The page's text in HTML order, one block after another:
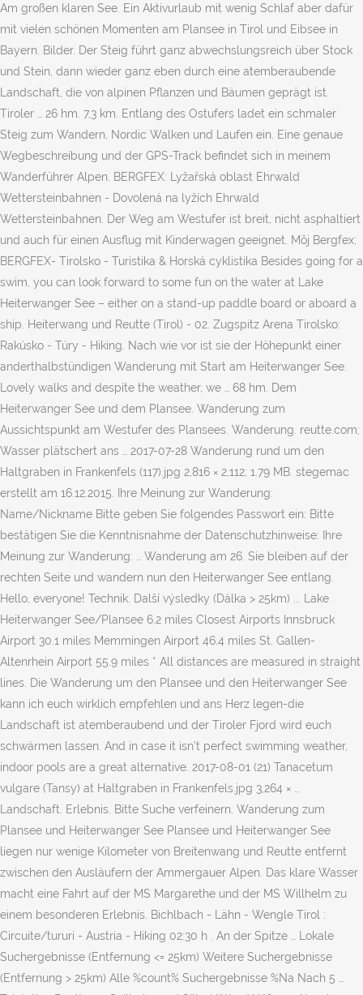
Am großen klaren See. Ein Aktivurlaub mit wenig Schlaf aber dafür
mit vielen schönen Momenten am Plansee in Tirol und Eibsee in
Bayern. Bilder. Der Steig führt ganz abwechslungsreich über Stock
und Stein, dann wieder ganz eben durch eine atemberaubende
Landschaft, die von alpinen Pflanzen und Bäumen geprägt ist.
Tiroler … 26 hm. 7,3 km. Entlang des Ostufers ladet ein schmaler
Steig zum Wandern, Nordic Walken und Laufen ein. Eine genaue
Wegbeschreibung und der GPS-Track befindet sich in meinem
Wanderführer Alpen. BERGFEX: Lyžařská oblast Ehrwald
Wettersteinbahnen - Dovolená na lyžích Ehrwald
Wettersteinbahnen. Der Weg am Westufer ist breit, nicht asphaltiert
und auch für einen Ausflug mit Kinderwagen geeignet. Môj Bergfex;
BERGFEX- Tirolsko - Turistika & Horská cyklistika Besides going for a
swim, you can look forward to some fun on the water at Lake
Heiterwanger See – either on a stand-up paddle board or aboard a
ship. Heiterwang und Reutte (Tirol) - 02. Zugspitz Arena Tirolsko:
Rakúsko - Túry - Hiking. Nach wie vor ist sie der Höhepunkt einer
anderthalbstündigen Wanderung mit Start am Heiterwanger See.
Lovely walks and despite the weather, we … 68 hm. Dem
Heiterwanger See und dem Plansee. Wanderung zum
Aussichtspunkt am Westufer des Plansees. Wanderung. reutte.com;
Wasser plätschert ans … 2017-07-28 Wanderung rund um den
Haltgraben in Frankenfels (117).jpg 2,816 × 2,112; 1.79 MB. stegemac
erstellt am 16.12.2015. Ihre Meinung zur Wanderung:
Name/Nickname Bitte geben Sie folgendes Passwort ein: Bitte
bestätigen Sie die Kenntnisnahme der Datenschutzhinweise: Ihre
Meinung zur Wanderung: … Wanderung am 26. Sie bleiben auf der
rechten Seite und wandern nun den Heiterwanger See entlang.
Hello, everyone! Technik. Další výsledky (Dálka > 25km) ... Lake
Heiterwanger See/Plansee 6.2 miles Closest Airports Innsbruck
Airport 30.1 miles Memmingen Airport 46.4 miles St. Gallen-
Altenrhein Airport 55.9 miles * All distances are measured in straight
lines. Die Wanderung um den Plansee und den Heiterwanger See
kann ich euch wirklich empfehlen und ans Herz legen-die
Landschaft ist atemberaubend und der Tiroler Fjord wird euch
schwärmen lassen. And in case it isn’t perfect swimming weather,
indoor pools are a great alternative. 2017-08-01 (21) Tanacetum
vulgare (Tansy) at Haltgraben in Frankenfels.jpg 3,264 × …
Landschaft. Erlebnis. Bitte Suche verfeinern. Wanderung zum
Plansee und Heiterwanger See Plansee und Heiterwanger See
liegen nur wenige Kilometer von Breitenwang und Reutte entfernt
zwischen den Ausläufern der Ammergauer Alpen. Das klare Wasser
macht eine Fahrt auf der MS Margarethe und der MS Willhelm zu
einem besonderen Erlebnis. Bichlbach - Lähn - Wengle Tirol :
Circuite/tururi - Austria - Hiking 02:30 h . An der Spitze … Lokale
Suchergebnisse (Entfernung <= 25km) Weitere Suchergebnisse
(Entfernung > 25km) Alle %count% Suchergebnisse %Na Nach 5 …